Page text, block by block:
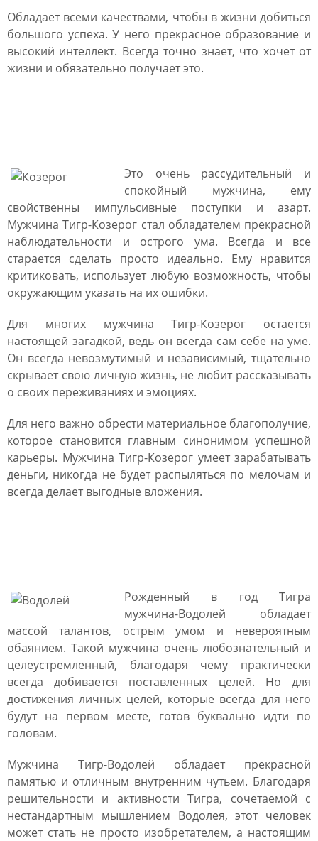
Обладает всеми качествами, чтобы в жизни добиться
большого успеха. У него прекрасное образование и
высокий интеллект. Всегда точно знает, что хочет от
жизни и обязательно получает это.
Это очень рассудительный и
спокойный мужчина, ему
свойственны импульсивные поступки и азарт.
Мужчина Тигр-Козерог стал обладателем прекрасной
наблюдательности и острого ума. Всегда и все
старается сделать просто идеально. Ему нравится
критиковать, использует любую возможность, чтобы
окружающим указать на их ошибки.
Для многих мужчина Тигр-Козерог остается
настоящей загадкой, ведь он всегда сам себе на уме.
Он всегда невозмутимый и независимый, тщательно
скрывает свою личную жизнь, не любит рассказывать
о своих переживаниях и эмоциях.
Для него важно обрести материальное благополучие,
которое становится главным синонимом успешной
карьеры. Мужчина Тигр-Козерог умеет зарабатывать
деньги, никогда не будет распыляться по мелочам и
всегда делает выгодные вложения.
Рожденный в год Тигра
мужчина-Водолей обладает
массой талантов, острым умом и невероятным
обаянием. Такой мужчина очень любознательный и
целеустремленный, благодаря чему практически
всегда добивается поставленных целей. Но для
достижения личных целей, которые всегда для него
будут на первом месте, готов буквально идти по
головам.
Мужчина Тигр-Водолей обладает прекрасной
памятью и отличным внутренним чутьем. Благодаря
решительности и активности Тигра, сочетаемой с
нестандартным мышлением Водолея, этот человек
может стать не просто изобретателем, а настоящим